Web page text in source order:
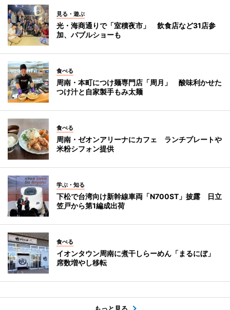
見る・遊ぶ
光・海商通りで「室積夜市」 飲食店など31店参
加、バブルショーも
食べる
周南・本町につけ麺専門店「周月」 酸味利かせた
つけ汁と自家製手もみ太麺
食べる
周南・ゼオンアリーナにカフェ ランチプレートや
米粉シフォン提供
学ぶ・知る
下松で台湾向け新幹線車両「N700ST」披露 日立
笠戸から第1編成出荷
食べる
イオンタウン周南に煮干しらーめん「まるにぼ」
席数増やし移転